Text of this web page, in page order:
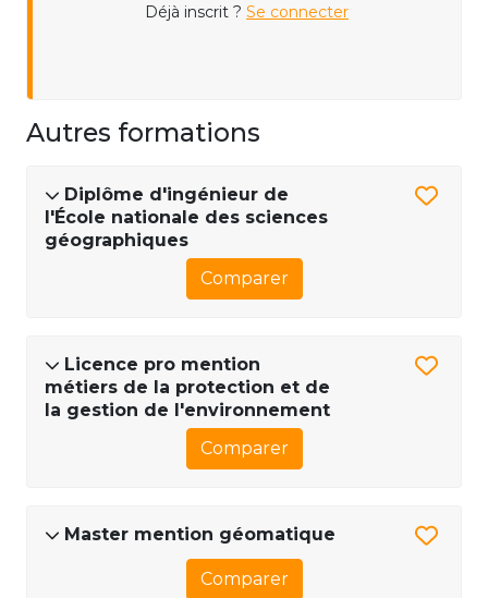
Déjà inscrit ? Se connecter
Autres formations
Diplôme d'ingénieur de
l'École nationale des sciences
géographiques
Comparer
Licence pro mention
métiers de la protection et de
la gestion de l'environnement
Comparer
Master mention géomatique
Comparer